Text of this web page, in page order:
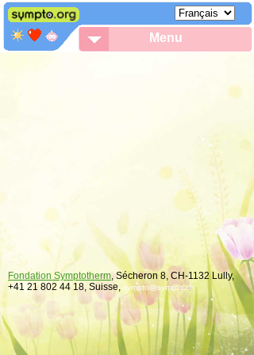
Fondation Symptotherm, Sécheron 8, CH-1132 Lully,
+41 21 802 44 18, Suisse, sympto@sympto.ch
Menu